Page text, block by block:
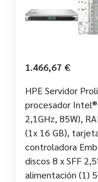
1.466,67 €
HPE Servidor
procesador
2,1GHz, 85W),
(1x 16 GB),
controladora
discos 8 x SFF
alimentación (1)